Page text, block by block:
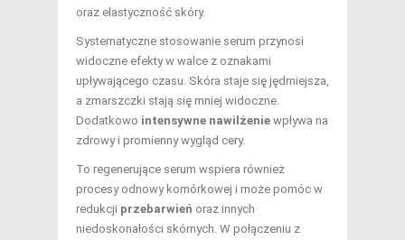
oraz elastyczność skóry.
Systematyczne stosowanie serum przynosi
widoczne efekty w walce z oznakami
upływającego czasu. Skóra staje się jędrniejsza,
a zmarszczki stają się mniej widoczne.
Dodatkowo intensywne nawilżenie wpływa na
zdrowy i promienny wygląd cery.
To regenerujące serum wspiera również
procesy odnowy komórkowej i może pomóc w
redukcji przebarwień oraz innych
niedoskonałości skórnych. W połączeniu z